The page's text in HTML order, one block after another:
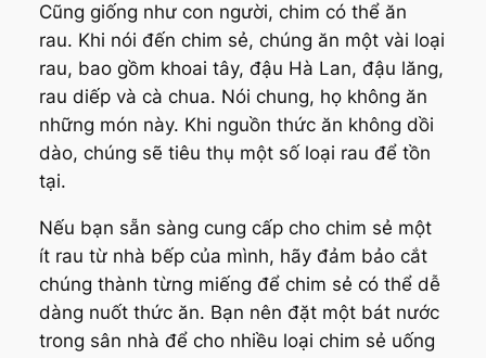
Cũng giống như con người, chim có thể ăn
rau. Khi nói đến chim sẻ, chúng ăn một vài loại
rau, bao gồm khoai tây, đậu Hà Lan, đậu lăng,
rau diếp và cà chua. Nói chung, họ không ăn
những món này. Khi nguồn thức ăn không dồi
dào, chúng sẽ tiêu thụ một số loại rau để tồn
tại.
Nếu bạn sẵn sàng cung cấp cho chim sẻ một
ít rau từ nhà bếp của mình, hãy đảm bảo cắt
chúng thành từng miếng để chim sẻ có thể dễ
dàng nuốt thức ăn. Bạn nên đặt một bát nước
trong sân nhà để cho nhiều loại chim sẻ uống